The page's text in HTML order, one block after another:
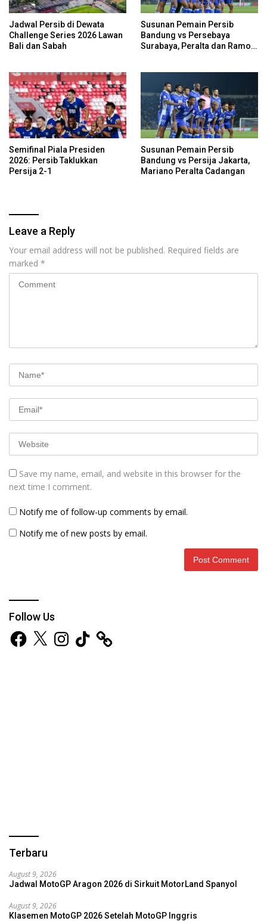
Jadwal Persib di Dewata
Challenge Series 2026 Lawan
Bali dan Sabah
Susunan Pemain Persib
Bandung vs Persebaya
Surabaya, Peralta dan Ramon
Semifinal Piala Presiden
2026: Persib Taklukkan
Persija 2-1
Susunan Pemain Persib
Bandung vs Persija Jakarta,
Mariano Peralta Cadangan
Leave a Reply
Your email address will not be published. Required fields are
marked *
Save my name, email, and website in this browser for the
next time I comment.
Notify me of follow-up comments by email.
Notify me of new posts by email.
Follow Us
Facebook
X Instagram
TikTok
Terbaru
August 9, 2026
Jadwal MotoGP Aragon 2026 di Sirkuit MotorLand Spanyol
August 9, 2026
Klasemen MotoGP 2026 Setelah MotoGP Inggris